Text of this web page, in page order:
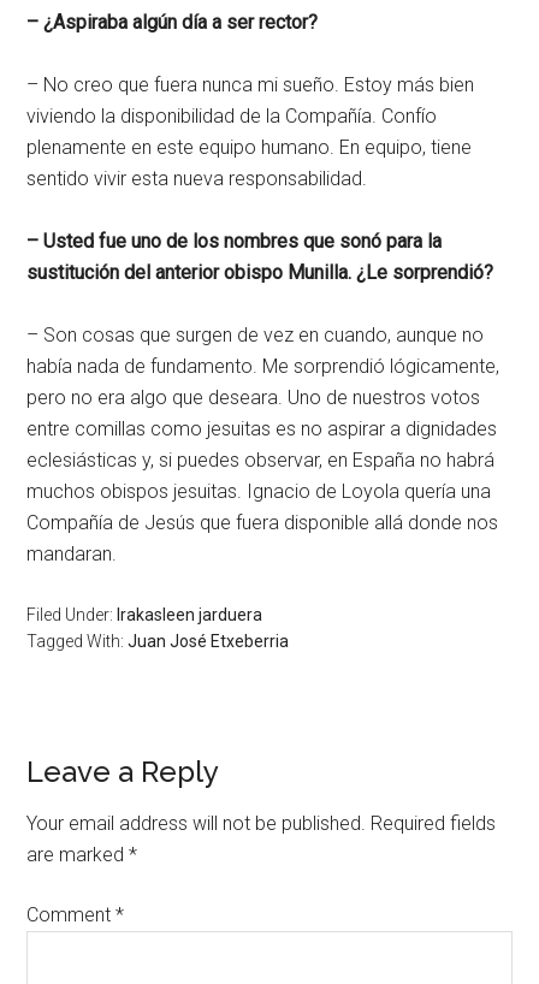
– ¿Aspiraba algún día a ser rector?
– No creo que fuera nunca mi sueño. Estoy más bien
viviendo la disponibilidad de la Compañía. Confío
plenamente en este equipo humano. En equipo, tiene
sentido vivir esta nueva responsabilidad.
– Usted fue uno de los nombres que sonó para la
sustitución del anterior obispo Munilla. ¿Le sorprendió?
– Son cosas que surgen de vez en cuando, aunque no
había nada de fundamento. Me sorprendió lógicamente,
pero no era algo que deseara. Uno de nuestros votos
entre comillas como jesuitas es no aspirar a dignidades
eclesiásticas y, si puedes observar, en España no habrá
muchos obispos jesuitas. Ignacio de Loyola quería una
Compañía de Jesús que fuera disponible allá donde nos
mandaran.
Filed Under: Irakasleen jarduera
Tagged With:Juan José Etxeberria
Leave a Reply
Your email address will not be published. Required fields
are marked*
Comment*